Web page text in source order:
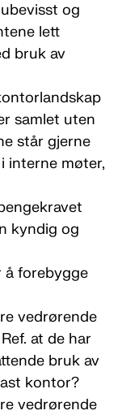
og
lett
bruk av
samlet uten
står gjerne
interne møter,
kyndig og
å forebygge
vedrørende
at de har
bruk av
kontor?
vedrørende